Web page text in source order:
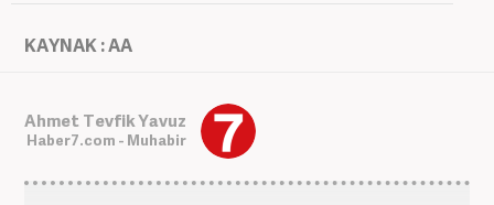
KAYNAK : AA
Ahmet Tevfik Yavuz
Haber7.com - Muhabir